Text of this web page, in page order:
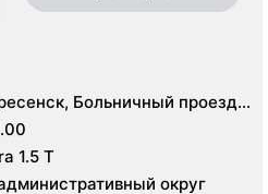
Больничный проезд,
1.5 T
округ